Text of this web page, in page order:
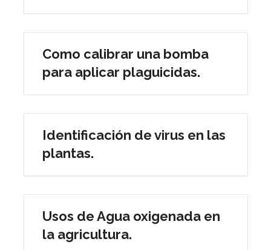
Como calibrar una bomba
para aplicar plaguicidas.
Identificación de virus en las
plantas.
Usos de Agua oxigenada en
la agricultura.